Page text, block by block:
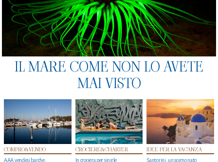
IL MARE COME NON LO AVETE
MAI VISTO
COMPRO&VENDO
AAA vendesi barche,
CROCIERE&CHARTER
In crociera per single
IDEE PER LA VACANZA
Santorini, un sogno nato